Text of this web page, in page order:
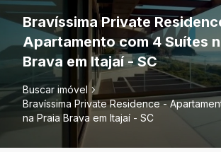
Bravíssima Private
Apartamento com 4 Suítes
Brava em Itajaí - SC
Buscar imóvel
Bravíssima Private Residence -
na Praia Brava em Itajaí - SC